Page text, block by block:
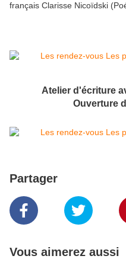
français Clarisse Nicoïdski
Atelier d'écriture
Ouverture
Partager
Vous aimerez aussi